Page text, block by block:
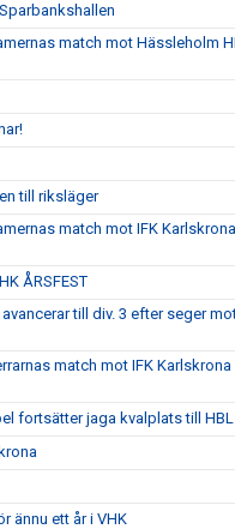
match mot Hässleholm
till riksläger
match mot IFK Karlskrona
ÅRSFEST
till div. 3 efter seger
match mot IFK Karlskrona
fortsätter jaga kvalplats till HBL
ännu ett år i VHK